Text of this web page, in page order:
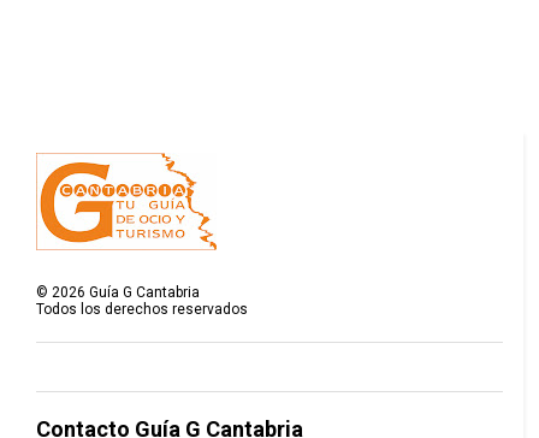
©2026 Guía G Cantabria
Todos los derechos reservados
Contacto Guía G Cantabria